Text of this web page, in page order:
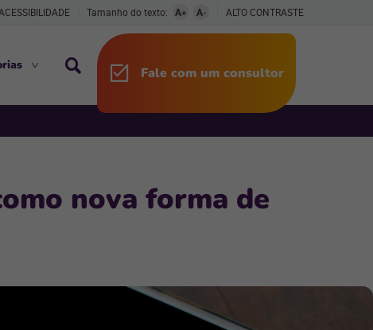
ACESSIBILIDADE Tamanho do texto: A+ A- ALTO CONTRASTE
Fale com um consultor
nova forma de